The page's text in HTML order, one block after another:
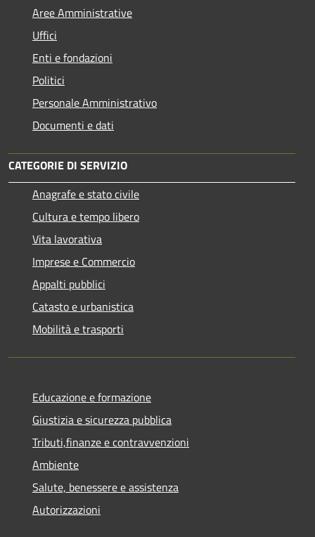
Aree Amministrative
Uffici
Enti e fondazioni
Politici
Personale Amministrativo
Documenti e dati
CATEGORIE DI SERVIZIO
Anagrafe e stato civile
Cultura e tempo libero
Vita lavorativa
Imprese e Commercio
Appalti pubblici
Catasto e urbanistica
Mobilità e trasporti
Educazione e formazione
Giustizia e sicurezza pubblica
Tributi,finanze e contravvenzioni
Ambiente
Salute, benessere e assistenza
Autorizzazioni